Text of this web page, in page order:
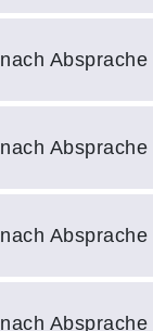
nach Absprache
nach Absprache
nach Absprache
nach Absprache